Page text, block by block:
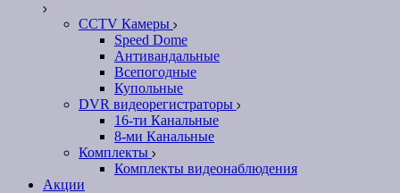
CCTV Камеры
Speed Dome
Антивандальные
Всепогодные
Купольные
DVR видеорегистраторы
16-ти Канальные
8-ми Канальные
Комплекты
Комплекты видеонаблюдения
Акции